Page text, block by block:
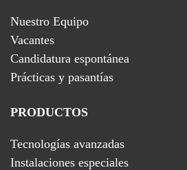
Nuestro Equipo
Vacantes
Candidatura espontánea
Prácticas y pasantías
PRODUCTOS
Tecnologías avanzadas
Instalaciones especiales